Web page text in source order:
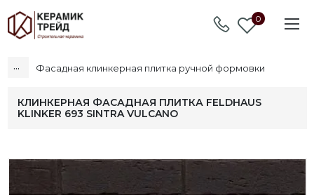
0
... Фасадная клинкерная плитка ручной формовки
КЛИНКЕРНАЯ ФАСАДНАЯ ПЛИТКА FELDHAUS
KLINKER 693 SINTRA VULCANO